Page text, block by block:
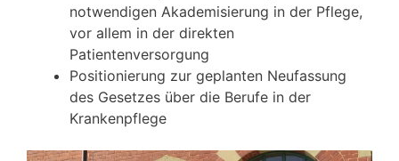
notwendigen Akademisierung in der Pflege,
vor allem in der direkten
Patientenversorgung
Positionierung zur geplanten Neufassung
des Gesetzes über die Berufe in der
Krankenpflege